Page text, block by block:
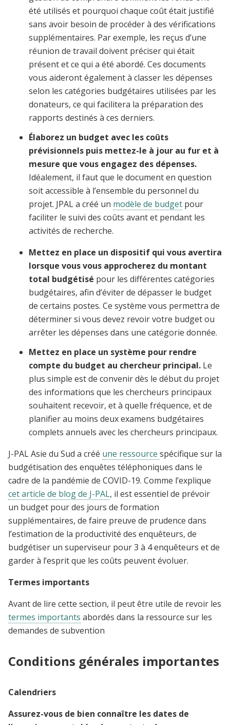
été utilisés et pourquoi chaque coût était justifié
sans avoir besoin de procéder à des vérifications
supplémentaires. Par exemple, les reçus d’une
réunion de travail doivent préciser qui était
présent et ce qui a été abordé. Ces documents
vous aideront également à classer les dépenses
selon les catégories budgétaires utilisées par les
donateurs, ce qui facilitera la préparation des
rapports destinés à ces derniers.
Élaborez un budget avec les coûts
prévisionnels puis mettez-le à jour au fur et à
mesure que vous engagez des dépenses.
Idéalement, il faut que le document en question
soit accessible à l’ensemble du personnel du
projet. JPAL a créé un modèle de budget pour
faciliter le suivi des coûts avant et pendant les
activités de recherche.
Mettez en place un dispositif qui vous avertira
lorsque vous vous approcherez du montant
total budgétisé pour les différentes catégories
budgétaires, afin d’éviter de dépasser le budget
de certains postes. Ce système vous permettra de
déterminer si vous devez revoir votre budget ou
arrêter les dépenses dans une catégorie donnée.
Mettez en place un système pour rendre
compte du budget au chercheur principal. Le
plus simple est de convenir dès le début du projet
des informations que les chercheurs principaux
souhaitent recevoir, et à quelle fréquence, et de
planifier au moins deux examens budgétaires
complets annuels avec les chercheurs principaux.
J-PAL Asie du Sud a créé une ressource spécifique sur la
budgétisation des enquêtes téléphoniques dans le
cadre de la pandémie de COVID-19. Comme l’explique
cet article de blog de J-PAL, il est essentiel de prévoir
un budget pour des jours de formation
supplémentaires, de faire preuve de prudence dans
l’estimation de la productivité des enquêteurs, de
budgétiser un superviseur pour 3 à 4 enquêteurs et de
garder à l’esprit que les coûts peuvent évoluer.
Termes importants
Avant de lire cette section, il peut être utile de revoir les
termes importants abordés dans la ressource sur les
demandes de subvention
Conditions générales importantes
Calendriers
Assurez-vous de bien connaître les dates de